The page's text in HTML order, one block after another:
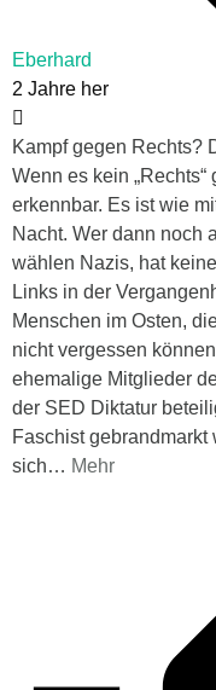
Eberhard
2 Jahre her
Kampf gegen Rechts?
Wenn es kein
erkennbar. Es ist wie
Nacht. Wer dann noch
wählen Nazis, hat
Links in der
Menschen im Osten,
nicht vergessen
ehemalige Mitglieder
der SED Diktatur
Faschist gebrandmarkt
sich… Mehr